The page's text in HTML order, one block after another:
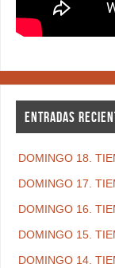
ENTRADAS
DOMINGO 18.
DOMINGO 17.
DOMINGO 16.
DOMINGO 15.
DOMINGO 14.